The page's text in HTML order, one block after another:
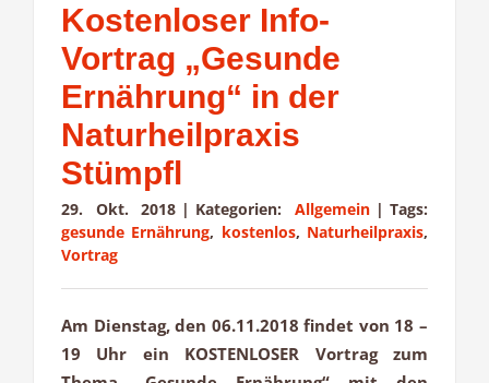
Kostenloser Info-
Vortrag „Gesunde
Ernährung“ in der
Naturheilpraxis
Stümpfl
29. Okt. 2018 | Kategorien:Allgemein | Tags:
gesunde Ernährung, kostenlos, Naturheilpraxis,
Vortrag
Am Dienstag, den 06.11.2018 findet von 18 –
19 Uhr ein KOSTENLOSER Vortrag zum